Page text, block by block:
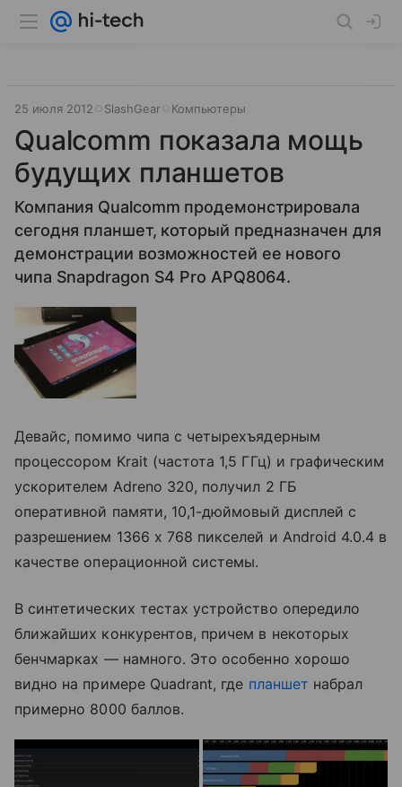
25 июля 2012 SlashGear Компьютеры
Qualcomm показала мощь
будущих планшетов
Компания Qualcomm продемонстрировала
сегодня планшет, который предназначен для
демонстрации возможностей ее нового
чипа Snapdragon S4 Pro APQ8064.
Девайс, помимо чипа с четырехъядерным
процессором Krait (частота 1,5 ГГц) и графическим
ускорителем Adreno 320, получил 2 ГБ
оперативной памяти, 10,1-дюймовый дисплей с
разрешением 1366 x 768 пикселей и Android 4.0.4 в
качестве операционной системы.
В синтетических тестах устройство опередило
ближайших конкурентов, причем в некоторых
бенчмарках — намного. Это особенно хорошо
видно на примере Quadrant, где планшет набрал
примерно 8000 баллов.